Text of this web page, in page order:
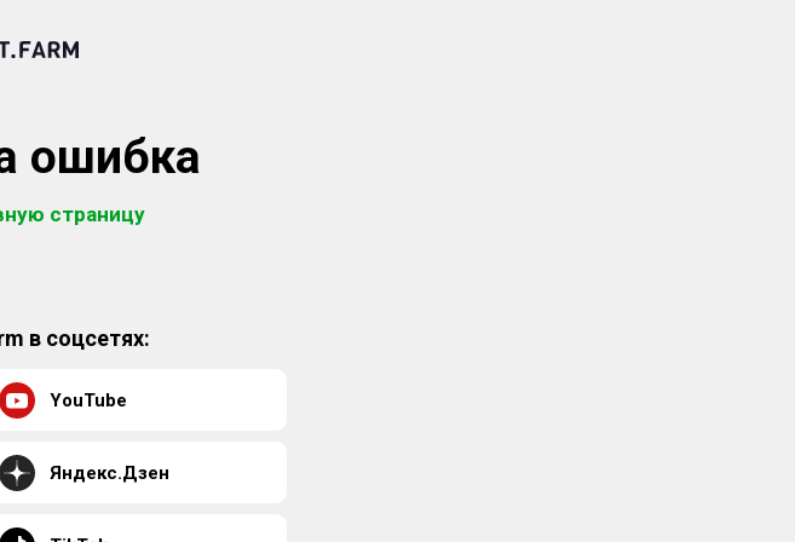
ошибка
страницу
в соцсетях:
YouTube
Яндекс.Дзен